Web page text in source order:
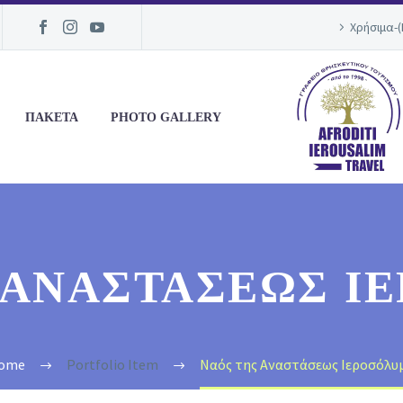
Χρήσιμα-
ΠΑΚΕΤΑ PHOTO GALLERY
Portfolio Item Ναός της Αναστάσεως